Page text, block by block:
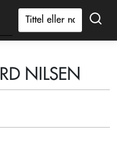
NILSEN